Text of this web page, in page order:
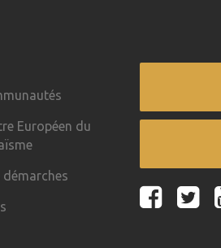
Européen du
démarches